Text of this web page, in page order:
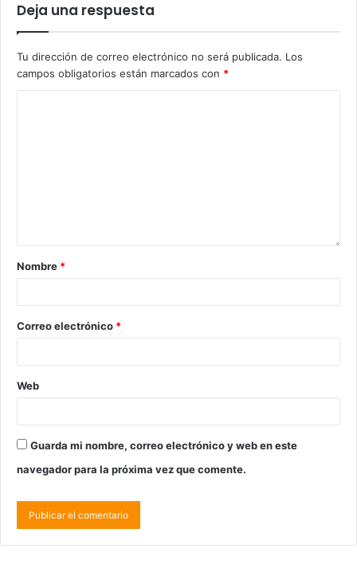
Deja una respuesta
Tu dirección de correo electrónico no será publicada. Los
campos obligatorios están marcados con *
Nombre *
Correo electrónico *
Web
Guarda mi nombre, correo electrónico y web en este
navegador para la próxima vez que comente.